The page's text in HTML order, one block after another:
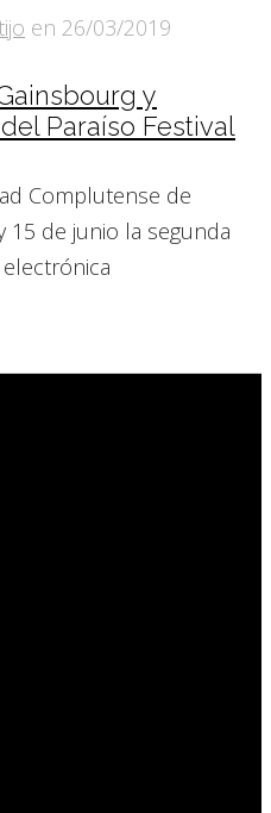
en 26/03/2019
y
Paraíso Festival
Complutense de
15 de junio la segunda